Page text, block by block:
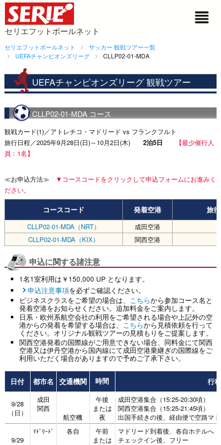
セリエフットボールネット
セリエフットボールネット
サッカー 観戦ツアー一覧
UEFAチャンピオンズリーグ
CLLP02-01-MDA
UEFAチャンピオンズリーグ 観戦ツアー
CLLP02-01-MDA コース
観戦カード(1)／アトレチコ・マドリード vs フランクフルト
旅行日程／2025年9月28日(日)～10月2日(木) 2泊5日
【最少催行人
員：1名】
≪お申込方法≫
▼コースコードをクリックして申込フォームにお進みく
ださい。
コースコード 発着空港 旅
CLLP02-01-MDA（NRT） 成田空港
CLLP02-01-MDA（KIX）
関西空港
申込に関する諸注意
1名1室利用は￥150,000 UP となります。
申込注意事項を必ずご確認ください。
ビジネスクラスをご希望の場合は、
こちらから参加コース名と
発着空港をお知らせください。追加料金をご案内します。
日系・欧州系航空会社の利用をご希望される場合や上記外の空
港からの発着を希望する場合は、 こちらから見積依頼を行って
ください。オリジナル観戦ツアーの見積もりをご提案します。
関西空港発着の国際線がご用意できない場合、同料金にて関西
空港又は伊丹空港から国内線にて成田空港乗継ぎの国際線をご
利用いただく場合がありますので予めご了承下さい。
日付 都市名 交通機関 時間 行程
9/28
（日）
成田
関西
航空機
午後
または
夜
成田空港集合（15:25-20:30頃）
関西空港集合（15:25-21:45頃）
出国手続きの後、経由便で空路マ
9/29
ﾏﾄﾞﾘｰﾄﾞ 各自
午前
または
マドリード到着後、各自ホテルへ
チェックイン後、フリー